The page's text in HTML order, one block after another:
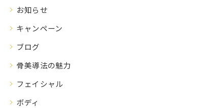
お知らせ
キャンペーン
ブログ
骨美導法の魅力
フェイシャル
ボディ